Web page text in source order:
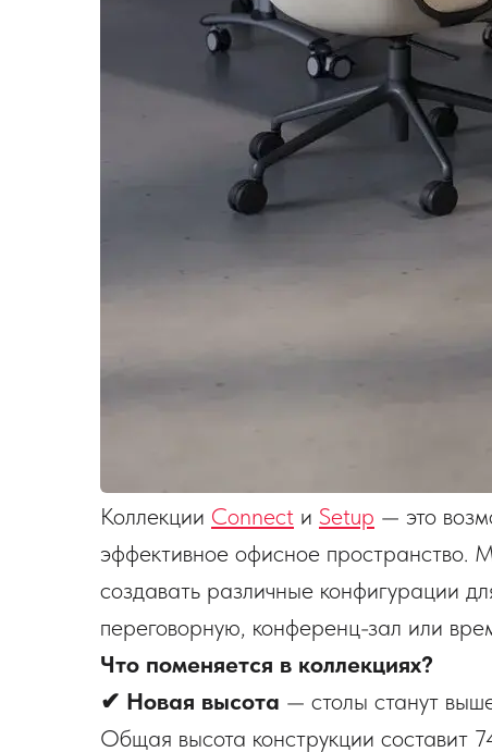
Коллекции Connect и Setup — это
эффективное офисное пространство.
создавать различные конфигурации
переговорную, конференц-зал или
Что поменяется в коллекциях?
✔ Новая высота — столы станут
Общая высота конструкции составит